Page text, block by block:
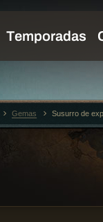
Gemas Susurro de